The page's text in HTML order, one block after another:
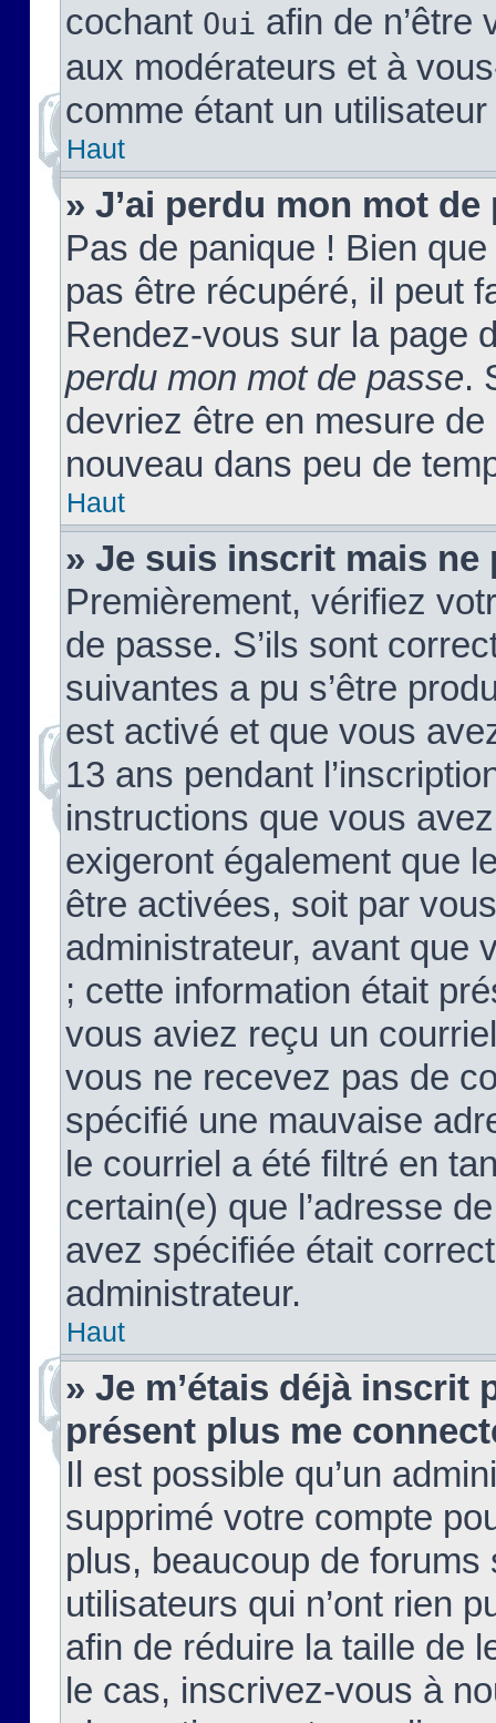
cochant Oui afin de n’être
aux modérateurs et à
comme étant un
Haut
» J’ai perdu mon mot de
Pas de panique ! Bien
pas être récupéré, il peut
Rendez-vous sur la page
perdu mon mot de passe.
devriez être en mesure
nouveau dans peu de
Haut
» Je suis inscrit mais ne
Premièrement, vérifiez
de passe. S’ils sont
suivantes a pu s’être
est activé et que vous
13 ans pendant
instructions que vous
exigeront également que
être activées, soit par
administrateur, avant que
; cette information était
vous aviez reçu un
vous ne recevez pas de
spécifié une mauvaise
le courriel a été filtré en
certain(e) que l’adresse
avez spécifiée était
administrateur.
Haut
» Je m’étais déjà inscrit
présent plus me
Il est possible qu’un
supprimé votre compte
plus, beaucoup de
utilisateurs qui n’ont rien
afin de réduire la taille de
le cas, inscrivez-vous à